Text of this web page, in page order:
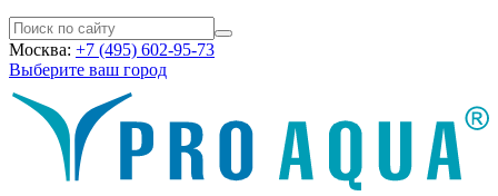
Москва: +7 (495) 602-95-73
Выберите ваш город